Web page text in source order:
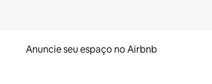
Anuncie seu espaço no Airbnb